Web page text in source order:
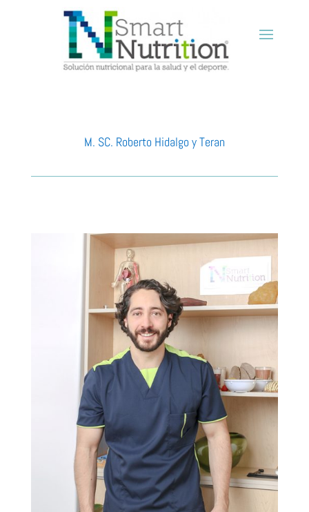
M. SC. Roberto Hidalgo y Teran